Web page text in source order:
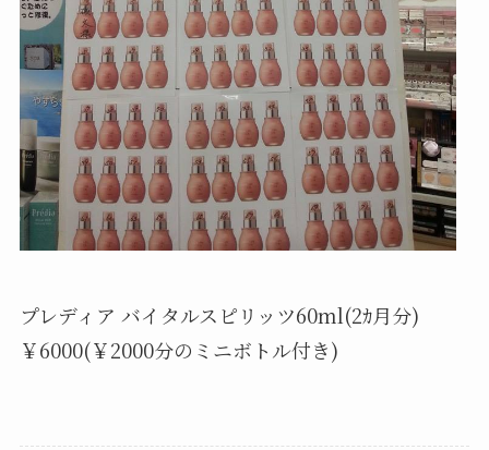
プレディア バイタルスピリッツ60ml(2ｶ月分)
￥6000(￥2000分のミニボトル付き)